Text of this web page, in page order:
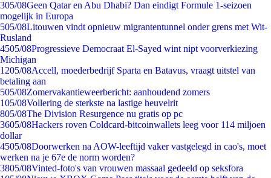
305/08Geen Qatar en Abu Dhabi? Dan eindigt Formule 1-seizoen
mogelijk in Europa
505/08Litouwen vindt opnieuw migrantentunnel onder grens met Wit-
Rusland
4505/08Progressieve Democraat El-Sayed wint nipt voorverkiezing
Michigan
1205/08Accell, moederbedrijf Sparta en Batavus, vraagt uitstel van
betaling aan
505/08Zomervakantieweerbericht: aanhoudend zomers
105/08Vollering de sterkste na lastige heuvelrit
805/08The Division Resurgence nu gratis op pc
3605/08Hackers roven Coldcard-bitcoinwallets leeg voor 114 miljoen
dollar
4505/08Doorwerken na AOW-leeftijd vaker vastgelegd in cao's, moet
werken na je 67e de norm worden?
3805/08Vinted-foto's van vrouwen massaal gedeeld op seksfora